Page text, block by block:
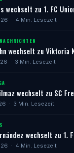
wechselt zu 1. FC
· 4 Min. Lesezeit
wechselt zu Viktoria
· 3 Min. Lesezeit
wechselt zu SC
· 3 Min. Lesezeit
wechselt zu 1.
· 4 Min. Lesezeit